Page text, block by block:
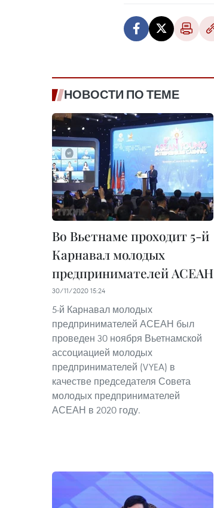
НОВОСТИ ПО ТЕМЕ
Во Вьетнаме проходит 5-й
Карнавал молодых
предпринимателей АСЕАН
30/11/2020 15:24
5-й Карнавал молодых
предпринимателей АСЕАН был
проведен 30 ноября Вьетнамской
ассоциацией молодых
предпринимателей (VYEA) в
качестве председателя Совета
молодых предпринимателей
АСЕАН в 2020 году.